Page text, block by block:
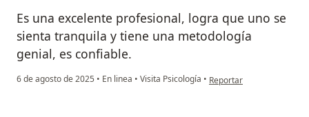
Es una excelente profesional, logra que uno se
sienta tranquila y tiene una metodología
genial, es confiable.
6 de agosto de 2025 • En linea • Visita Psicología • en opinión del usuario
Reportar